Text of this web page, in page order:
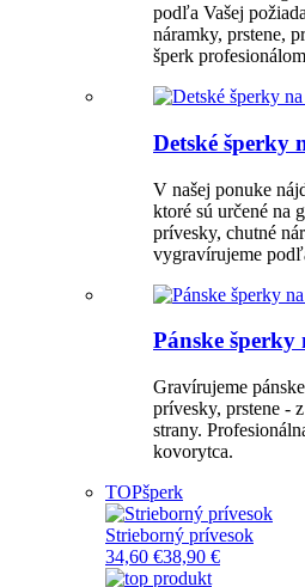
podľa Vašej
náramky, prstene,
šperk
Detské šperky
V našej ponuke
ktoré sú určené na
prívesky, chutné
vygravírujeme
Pánske
Gravírujeme
prívesky, prstene -
strany.
kovorytca.
TOPšperk
Strieborný prívesok
34,60 €38,90 €